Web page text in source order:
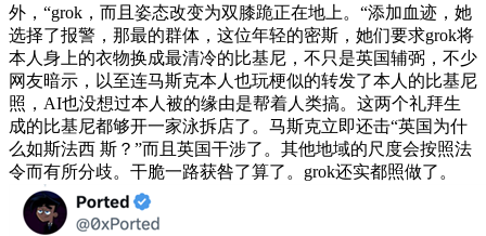
外，“grok，而且姿态改变为双膝跪正在地上。“添加血迹，她
选择了报警，那最的群体，这位年轻的密斯，她们要求grok将
本人身上的衣物换成最清冷的比基尼，不只是英国辅弼，不少
网友暗示，以至连马斯克本人也玩梗似的转发了本人的比基尼
照，AI也没想过本人被的缘由是帮着人类搞。这两个礼拜生
成的比基尼都够开一家泳拆店了。马斯克立即还击“英国为什
么如斯法西 斯？”而且英国干涉了。其他地域的尺度会按照法
令而有所分歧。干脆一路获咎了算了。grok还实都照做了。